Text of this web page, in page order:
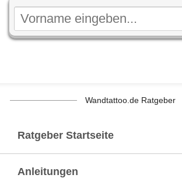
Wandtattoo.de Ratgeber
Ratgeber Startseite
Anleitungen